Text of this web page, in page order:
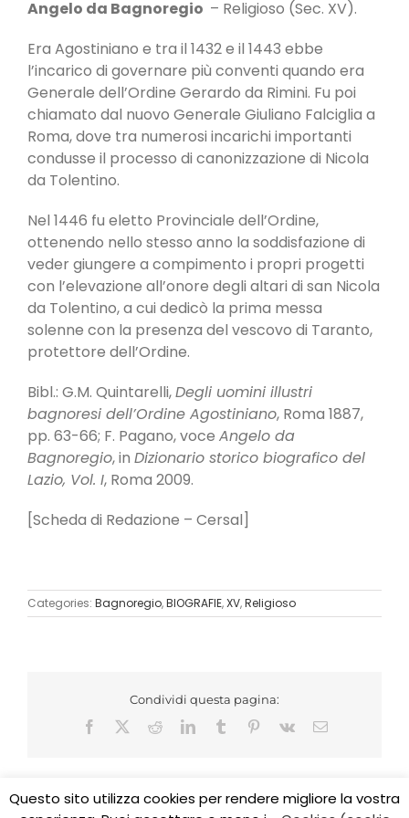
Angelo da Bagnoregio – Religioso (Sec. XV).
Era Agostiniano e tra il 1432 e il 1443 ebbe
l’incarico di governare più conventi quando era
Generale dell’Ordine Gerardo da Rimini. Fu poi
chiamato dal nuovo Generale Giuliano Falciglia a
Roma, dove tra numerosi incarichi importanti
condusse il processo di canonizzazione di Nicola
da Tolentino.
Nel 1446 fu eletto Provinciale dell’Ordine,
ottenendo nello stesso anno la soddisfazione di
veder giungere a compimento i propri progetti
con l’elevazione all’onore degli altari di san Nicola
da Tolentino, a cui dedicò la prima messa
solenne con la presenza del vescovo di Taranto,
protettore dell’Ordine.
Bibl.: G.M. Quintarelli,Degli uomini illustri
bagnoresi dell’Ordine Agostiniano, Roma 1887,
pp. 63-66; F. Pagano, voce Angelo da
Bagnoregio, in Dizionario storico biografico del
Lazio, Vol. I, Roma 2009.
[Scheda di Redazione – Cersal]
Categories: Bagnoregio,BIOGRAFIE,XV,Religioso
Condividi questa pagina:
Facebook
RedditLinkedInTumblr Pinterest
Vk Email
Questo sito utilizza cookies per rendere migliore la vostra